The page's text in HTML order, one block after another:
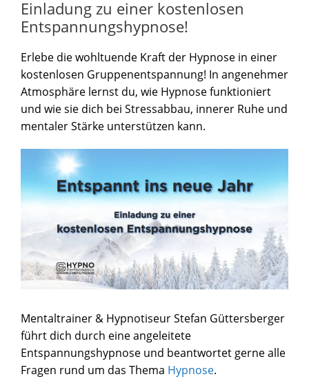
Einladung zu einer kostenlosen
Entspannungshypnose!
Erlebe die wohltuende Kraft der Hypnose in einer
kostenlosen Gruppenentspannung! In angenehmer
Atmosphäre lernst du, wie Hypnose funktioniert
und wie sie dich bei Stressabbau, innerer Ruhe und
mentaler Stärke unterstützen kann.
Mentaltrainer & Hypnotiseur Stefan Güttersberger
führt dich durch eine angeleitete
Entspannungshypnose und beantwortet gerne alle
Fragen rund um das Thema Hypnose.